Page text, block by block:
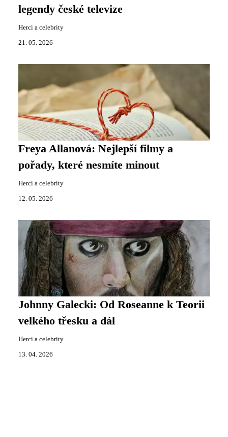
legendy české televize
Herci a celebrity
21. 05. 2026
Freya Allanová: Nejlepší filmy a
pořady, které nesmíte minout
Herci a celebrity
12. 05. 2026
Johnny Galecki: Od Roseanne k Teorii
velkého třesku a dál
Herci a celebrity
13. 04. 2026